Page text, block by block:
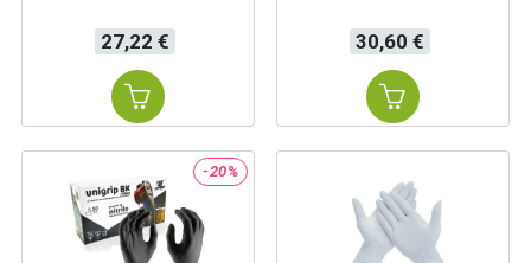
Precio
27,22 € Precio
30,60 €
-20%